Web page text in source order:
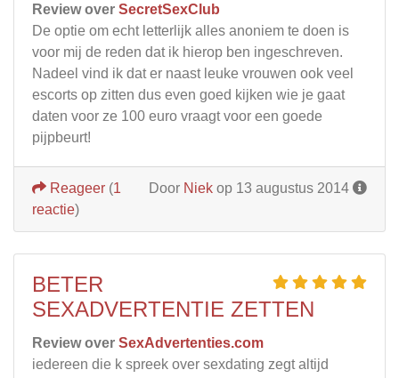
Review over SecretSexClub
De optie om echt letterlijk alles anoniem te doen is
voor mij de reden dat ik hierop ben ingeschreven.
Nadeel vind ik dat er naast leuke vrouwen ook veel
escorts op zitten dus even goed kijken wie je gaat
daten voor ze 100 euro vraagt voor een goede
pijpbeurt!
Door Niek op 13 augustus 2014
Reageer (1
reactie)
BETER
SEXADVERTENTIE ZETTEN
Review over SexAdvertenties.com
iedereen die k spreek over sexdating zegt altijd